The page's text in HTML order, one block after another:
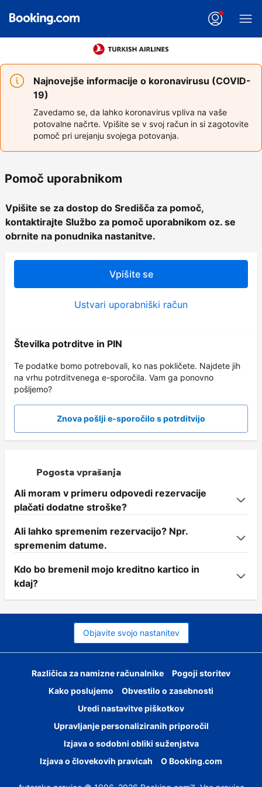
Najnovejše informacije o koronavirusu (COVID-
19)
Zavedamo se, da lahko koronavirus vpliva na vaše
potovalne načrte. Vpišite se v svoj račun in si zagotovite
pomoč pri urejanju svojega potovanja.
Pomoč uporabnikom
Vpišite se za dostop do Središča za pomoč,
kontaktirajte Službo za pomoč uporabnikom oz. se
obrnite na ponudnika nastanitve.
Vpišite se
Ustvari uporabniški račun
Številka potrditve in PIN
Te podatke bomo potrebovali, ko nas pokličete. Najdete jih
na vrhu potrditvenega e-sporočila. Vam ga ponovno
pošljemo?
Znova pošlji e-sporočilo s potrditvijo
Pogosta vprašanja
Ali moram v primeru odpovedi rezervacije
plačati dodatne stroške?
Ali lahko spremenim rezervacijo? Npr.
spremenim datume.
Kdo bo bremenil mojo kreditno kartico in
kdaj?
Objavite svojo nastanitev
Različica za namizne računalnike
Pogoji storitev
Kako poslujemo
Obvestilo o zasebnosti
Uredi nastavitve piškotkov
Upravljanje personaliziranih priporočil
Izjava o sodobni obliki suženjstva
Izjava o človekovih pravicah
O Booking.com